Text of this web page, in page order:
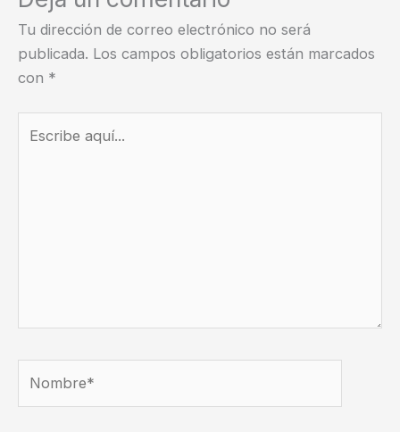
Tu dirección de correo electrónico no será
publicada. Los campos obligatorios están marcados
con *
aquí...